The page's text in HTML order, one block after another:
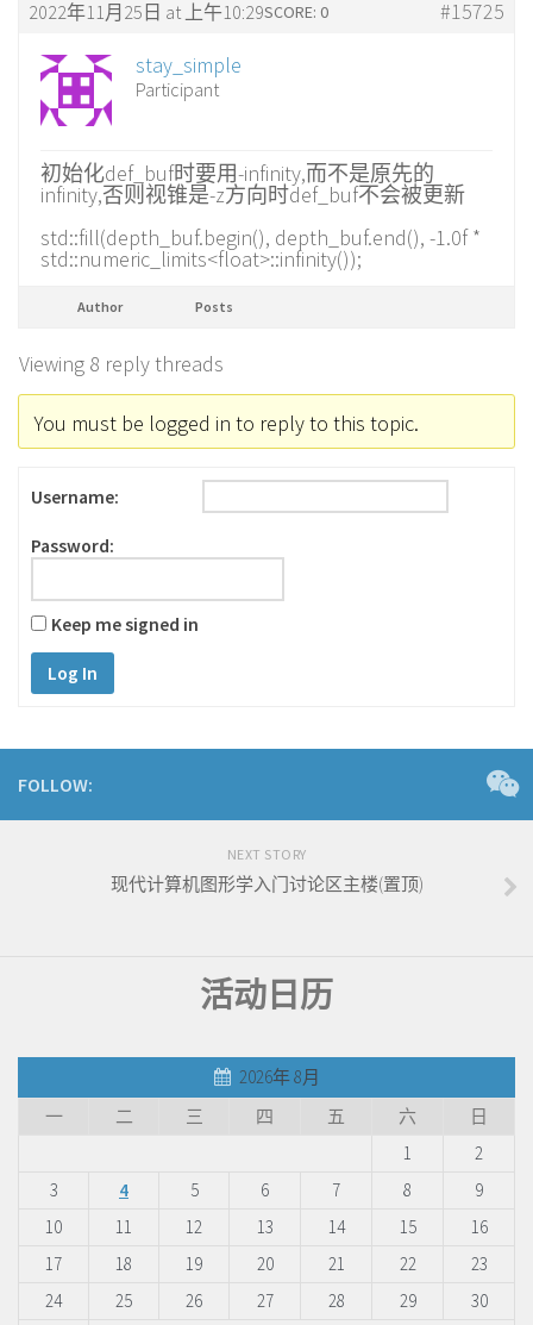
2022年11月25日 at 上午10:29 #15725
SCORE: 0
stay_simple
Participant
初始化def_buf时要用-infinity,而不是原先的
infinity,否则视锥是-z方向时def_buf不会被更新
std::fill(depth_buf.begin(), depth_buf.end(), -1.0f *
std::numeric_limits<float>::infinity());
Author Posts
Viewing 8 reply threads
You must be logged in to reply to this topic.
Username:
Password:
Keep me signed in
Log In
FOLLOW:
NEXT STORY
现代计算机图形学入门讨论区主楼(置顶)
活动日历
2026年 8月
一
二 三 四 五 六
日
1
2
3
4 5 6 7 8
9
10
11 12 13 14 15
16
17
18 19 20 21 22
23
24
25 26 27 28 29
30